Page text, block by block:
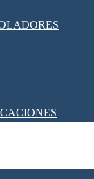
CORRIENTE